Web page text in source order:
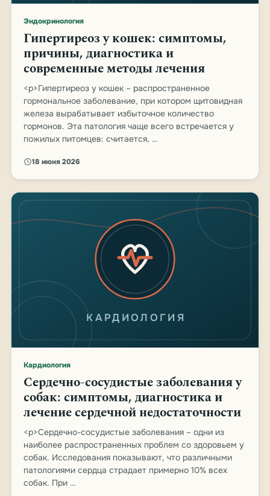
Эндокринология
Гипертиреоз у кошек: симптомы,
причины, диагностика и
современные методы лечения
<p>Гипертиреоз у кошек – распространенное
гормональное заболевание, при котором щитовидная
железа вырабатывает избыточное количество
гормонов. Эта патология чаще всего встречается у
пожилых питомцев: считается, …
18 июня 2026
КАРДИОЛОГИЯ
Кардиология
Сердечно-сосудистые заболевания у
собак: симптомы, диагностика и
лечение сердечной недостаточности
<p>Сердечно-сосудистые заболевания – одни из
наиболее распространенных проблем со здоровьем у
собак. Исследования показывают, что различными
патологиями сердца страдает примерно 10% всех
собак. При …